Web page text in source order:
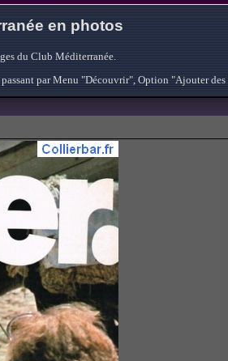
en photos
du Club Méditerranée.
par Menu "Découvrir", Option "Ajouter des